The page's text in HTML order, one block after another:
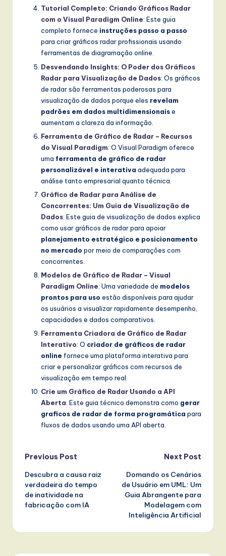
Tutorial Completo: Criando Gráficos Radar
com o Visual Paradigm Online: Este guia
completo fornece instruções passo a passo
para criar gráficos radar profissionais usando
ferramentas de diagramação online.
Desvendando Insights: O Poder dos Gráficos
Radar para Visualização de Dados: Os gráficos
de radar são ferramentas poderosas para
visualização de dados porque eles revelam
padrões em dados multidimensionaise
aumentam a clareza da informação.
Ferramenta de Gráfico de Radar – Recursos
do Visual Paradigm: O Visual Paradigm oferece
uma ferramenta de gráfico de radar
personalizável e interativa adequada para
análise tanto empresarial quanto técnica.
Gráfico de Radar para Análise de
Concorrentes: Um Guia de Visualização de
Dados: Este guia de visualização de dados explica
como usar gráficos de radar para apoiar
planejamento estratégico e posicionamento
no mercado por meio de comparações com
concorrentes.
Modelos de Gráfico de Radar – Visual
Paradigm Online: Uma variedade de modelos
prontos para uso estão disponíveis para ajudar
os usuários a visualizar rapidamente desempenho,
capacidades e dados comparativos.
Ferramenta Criadora de Gráfico de Radar
Interativo: O criador de gráficos de radar
online fornece uma plataforma interativa para
criar e personalizar gráficos com recursos de
visualização em tempo real.
Crie um Gráfico de Radar Usando a API
Aberta: Este guia técnico demonstra como gerar
graficos de radar de forma programática para
fluxos de dados usando uma API aberta.
Post
navigation
Previous Post
Descubra a causa raiz
verdadeira do tempo
de inatividade na
fabricação com IA
Next Post
Domando os Cenários
de Usuário em UML: Um
Guia Abrangente para
Modelagem com
Inteligência Artificial